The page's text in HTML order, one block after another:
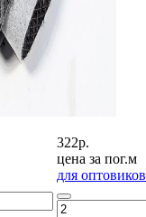
322р.
цена за пог.м
для оптовиков